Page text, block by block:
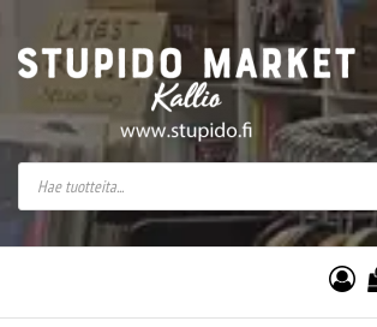
Stupido Market – verkossa ja
Stupido